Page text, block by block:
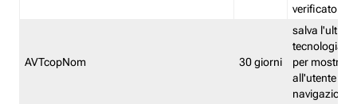
verificato
AVTcopNom 30 giorni
salva l'ultima
tecnologia
per
all'utente
navigazione